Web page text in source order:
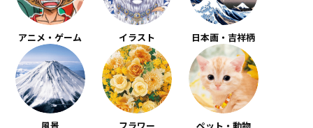
アニメ・ゲーム イラスト 日本画・吉祥柄